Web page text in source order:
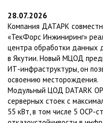
28.07.2026
Компания ДАТАРК
«ТекФорс Инжиниринг»
центра обработки
в Якутии. Новый МЦОД
ИТ-инфраструктуры, он
освоению месторождения.
Модульный ЦОД DATARK
серверных стоек с
55 кВт, в том числе 5 OCP-